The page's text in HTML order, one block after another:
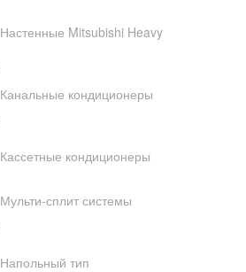
Настенные Mitsubishi Heavy
Канальные кондиционеры
Кассетные кондиционеры
Мульти-сплит системы
Напольный тип